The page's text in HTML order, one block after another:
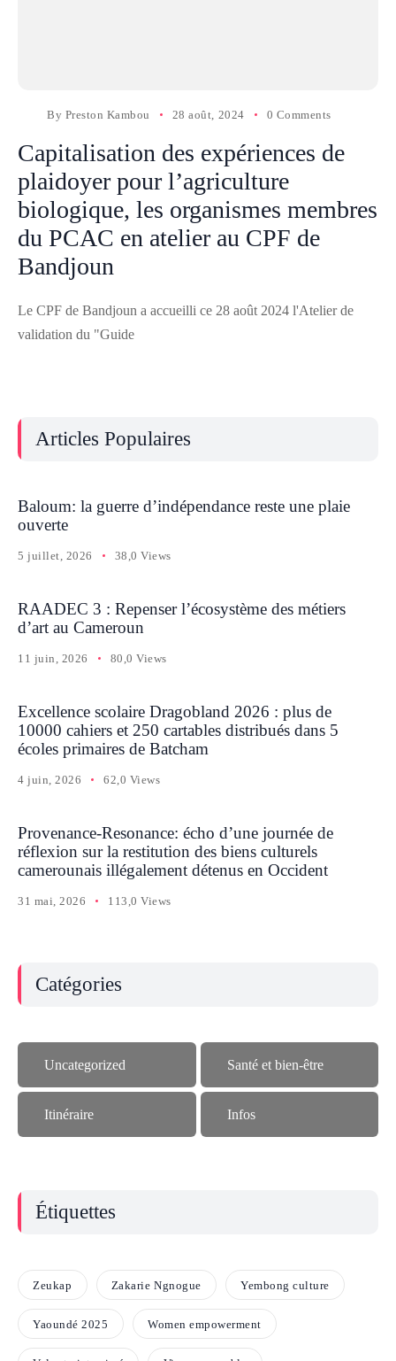
By Preston Kambou 28 août, 2024 0 Comments
Capitalisation des expériences de
plaidoyer pour l’agriculture
biologique, les organismes membres
du PCAC en atelier au CPF de
Bandjoun
Le CPF de Bandjoun a accueilli ce 28 août 2024 l'Atelier de
validation du "Guide
Articles Populaires
Baloum: la guerre d’indépendance reste une plaie
ouverte
5 juillet, 2026 38,0 Views
RAADEC 3 : Repenser l’écosystème des métiers
d’art au Cameroun
11 juin, 2026 80,0 Views
Excellence scolaire Dragobland 2026 : plus de
10000 cahiers et 250 cartables distribués dans 5
écoles primaires de Batcham
4 juin, 2026 62,0 Views
Provenance-Resonance: écho d’une journée de
réflexion sur la restitution des biens culturels
camerounais illégalement détenus en Occident
31 mai, 2026 113,0 Views
Catégories
Uncategorized Santé et bien-être
Itinéraire Infos
Étiquettes
Zeukap Zakarie Ngnogue Yembong culture
Yaoundé 2025 Women empowerment